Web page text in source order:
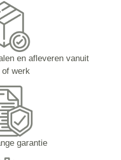
en afleveren vanuit
of werk
garantie